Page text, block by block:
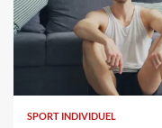
SPORT INDIVIDUEL